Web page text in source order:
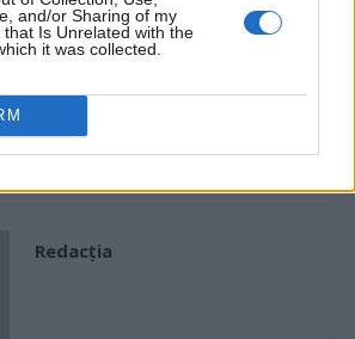
and/or Sharing of my
that Is Unrelated with the
it was collected.
„N-a
în țara
Articolul următor
murit într-un lac înghețat în
Redacţia